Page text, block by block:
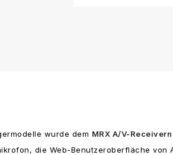
wurde dem MRX A/V-
die Web-Benutzeroberfläche